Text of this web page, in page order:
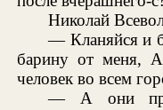
Николай
— Кланяйся и
барину от меня,
человек во всем
— А они